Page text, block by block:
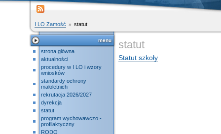
I LO Zamość statut
statut
Statut szkoły
menu
strona główna
aktualności
procedury w I LO i wzory
wniosków
standardy ochrony
małoletnich
rekrutacja 2026/2027
dyrekcja
statut
program wychowawczo -
profilaktyczny
RODO